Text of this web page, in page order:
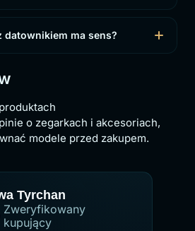
datownikiem ma sens?
o zegarkach i akcesoriach,
modele przed zakupem.
Zweryfikowany
kupujący